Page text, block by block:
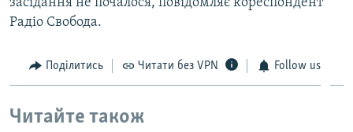
Радіо Свобода.
Поділитись Читати без VPN Follow us
Читайте також